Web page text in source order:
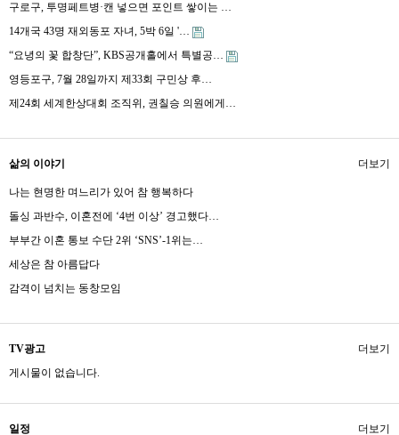
구로구, 투명페트병·캔 넣으면 포인트 쌓이는 …
14개국 43명 재외동포 자녀, 5박 6일 '…
“요녕의 꽃 합창단”, KBS공개홀에서 특별공…
영등포구, 7월 28일까지 제33회 구민상 후…
제24회 세계한상대회 조직위, 권칠승 의원에게…
삶의 이야기
나는 현명한 며느리가 있어 참 행복하다
돌싱 과반수, 이혼전에 ‘4번 이상’ 경고했다…
부부간 이혼 통보 수단 2위 ‘SNS’-1위는…
세상은 참 아름답다
감격이 넘치는 동창모임
더보기
TV광고
게시물이 없습니다.
더보기
일정 더보기